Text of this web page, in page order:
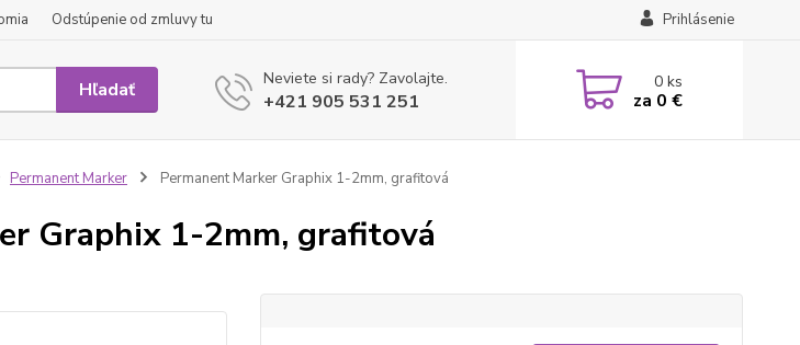
Odstúpenie od zmluvy tu Prihlásenie
Hľadať Neviete si rady? Zavolajte.
+421 905 531 251
0ks
za 0 €
Permanent Marker Permanent Marker Graphix 1-2mm, grafitová
Graphix 1-2mm, grafitová